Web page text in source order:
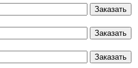
Заказать
Заказать
Заказать